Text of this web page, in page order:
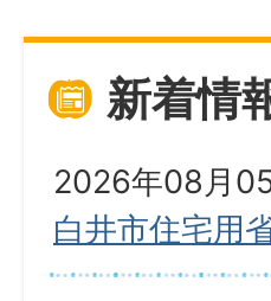
新着情
2026年08月
白井市住宅用